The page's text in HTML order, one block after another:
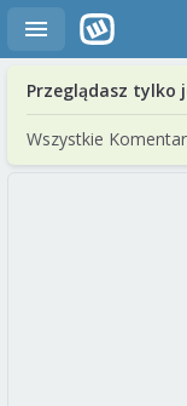
Przeglądasz tylko
Wszystkie